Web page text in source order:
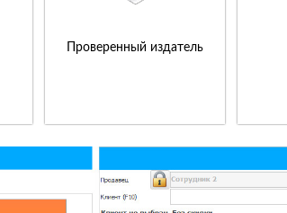
Проверенный издатель